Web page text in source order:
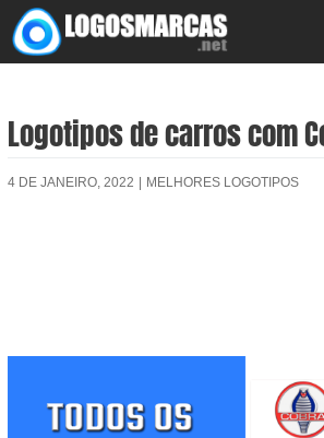
Skip
to
Logotipos de carros com
4 DE JANEIRO, 2022 MELHORES LOGOTIPOS